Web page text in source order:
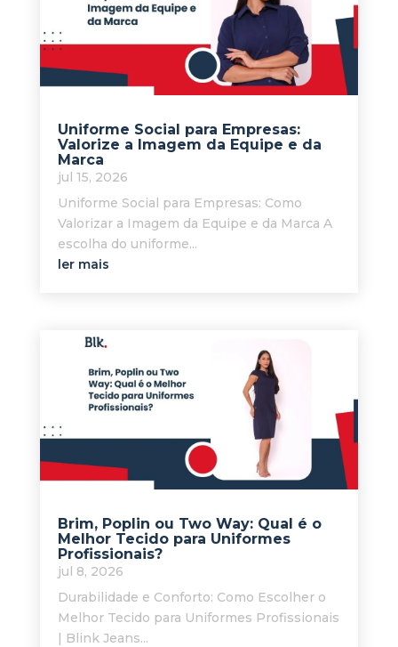
Uniforme Social para Empresas:
Valorize a Imagem da Equipe e da
Marca
jul 15, 2026
Uniforme Social para Empresas: Como
Valorizar a Imagem da Equipe e da Marca A
escolha do uniforme...
ler mais
Brim, Poplin ou Two Way: Qual é o
Melhor Tecido para Uniformes
Profissionais?
jul 8, 2026
Durabilidade e Conforto: Como Escolher o
Melhor Tecido para Uniformes Profissionais
| Blink Jeans...